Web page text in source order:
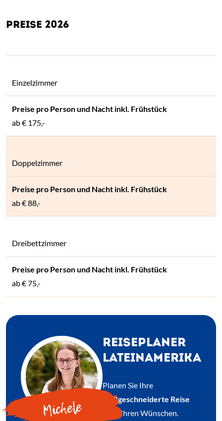
PREISE 2026
Einzelzimmer
ab€ 175,-
Doppelzimmer
ab€ 88,-
Dreibettzimmer
ab€ 75,-
Michele
REISEPLANER
LATEINAMERIKA
Planen Sie Ihre
maßgeschneiderte Reise
nach Ihren Wünschen.